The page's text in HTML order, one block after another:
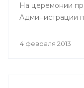
На церемонии
Администрации
Шебаев, глава
4 февраля 2013